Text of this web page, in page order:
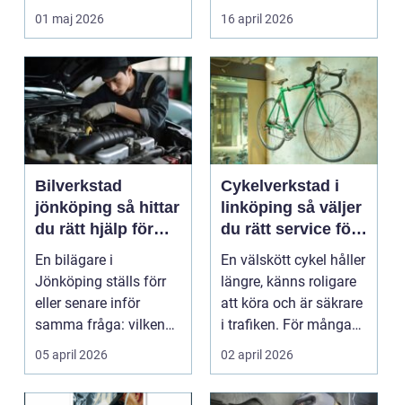
studenter och
företagare. En...
01 maj 2026
många bil...
16 april 2026
Bilverkstad
jönköping så hittar
du rätt hjälp för
bilen
En bilägare i
Jönköping ställs förr
eller senare inför
samma fråga: vilken
verkstad tar bäst hand
om...
05 april 2026
Cykelverkstad i
linköping så väljer
du rätt service för
din cykel
En välskött cykel håller
längre, känns roligare
att köra och är säkrare
i trafiken. För många
som cy...
02 april 2026